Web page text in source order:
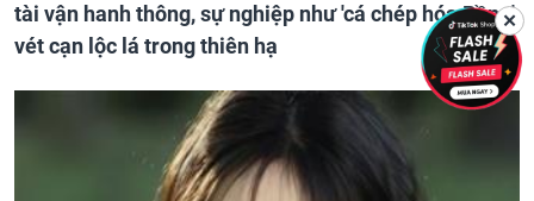
tài vận hanh thông, sự nghiệp như 'cá chép hóa Rồng',
vét cạn lộc lá trong thiên hạ
✕